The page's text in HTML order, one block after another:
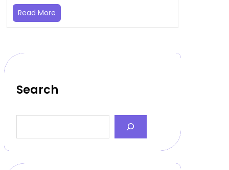
Read More
Search
a
c